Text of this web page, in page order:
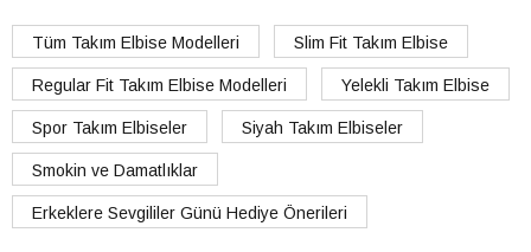
Tüm Takım Elbise Modelleri Slim Fit Takım Elbise
Regular Fit Takım Elbise Modelleri Yelekli Takım Elbise
Spor Takım Elbiseler Siyah Takım Elbiseler
Smokin ve Damatlıklar
Erkeklere Sevgililer Günü Hediye Önerileri